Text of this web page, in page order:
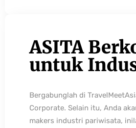
ASITA
untuk
Bergabunglah di
Corporate. Selain itu, Anda
makers industri pariwisata,